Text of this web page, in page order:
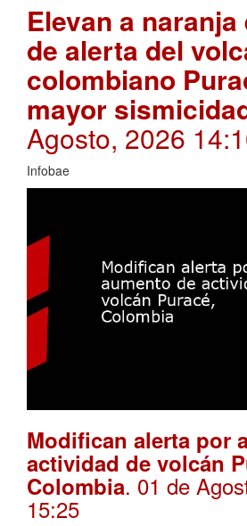
Elevan a
de alerta del
colombiano
mayor
Agosto, 2026
Infobae
Modifican alerta por
actividad de volcán
Colombia. 01 de
15:25